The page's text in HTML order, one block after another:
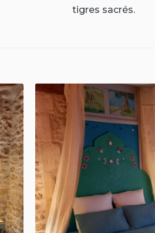
tigres sacrés.